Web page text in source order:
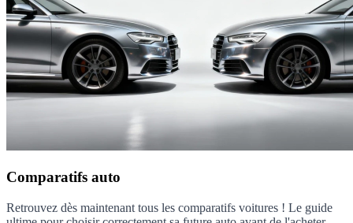
Comparatifs auto
Retrouvez dès maintenant tous les comparatifs voitures ! Le guide